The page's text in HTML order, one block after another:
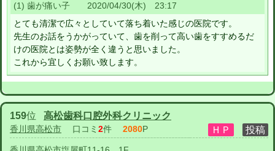
(1) 歯が痛い子 2020/04/30(木) 23:17
とても清潔で広々としていて落ち着いた感じの医院です。
先生のお話をうかがっていて、歯を削って高い歯をすすめるだ
けの医院とは姿勢が全く違うと思いました。
これから宜しくお願い致します。
159位 高松歯科口腔外科クリニック
香川県高松市 口コミ 2件 2080P